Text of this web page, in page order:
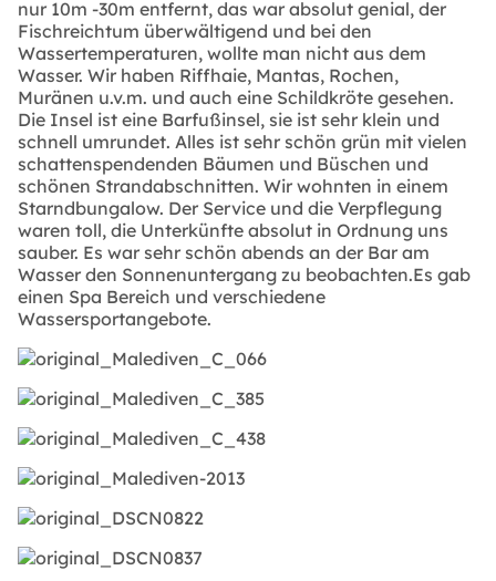
nur 10m -30m entfernt, das war absolut genial, der
Fischreichtum überwältigend und bei den
Wassertemperaturen, wollte man nicht aus dem
Wasser. Wir haben Riffhaie, Mantas, Rochen,
Muränen u.v.m. und auch eine Schildkröte gesehen.
Die Insel ist eine Barfußinsel, sie ist sehr klein und
schnell umrundet. Alles ist sehr schön grün mit vielen
schattenspendenden Bäumen und Büschen und
schönen Strandabschnitten. Wir wohnten in einem
Starndbungalow. Der Service und die Verpflegung
waren toll, die Unterkünfte absolut in Ordnung uns
sauber. Es war sehr schön abends an der Bar am
Wasser den Sonnenuntergang zu beobachten.Es gab
einen Spa Bereich und verschiedene
Wassersportangebote.